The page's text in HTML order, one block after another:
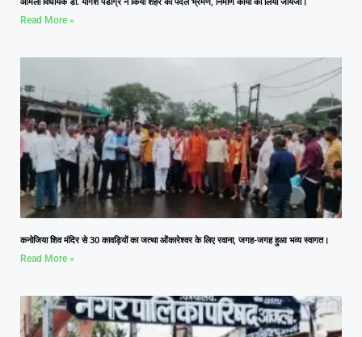
Read More »
कनोजिया शिव मंदिर से 30 कावड़ियों का जत्था ओंकारेश्वर के लिए रवाना, जगह-जगह हुआ भव्य स्वागत।
Read More »